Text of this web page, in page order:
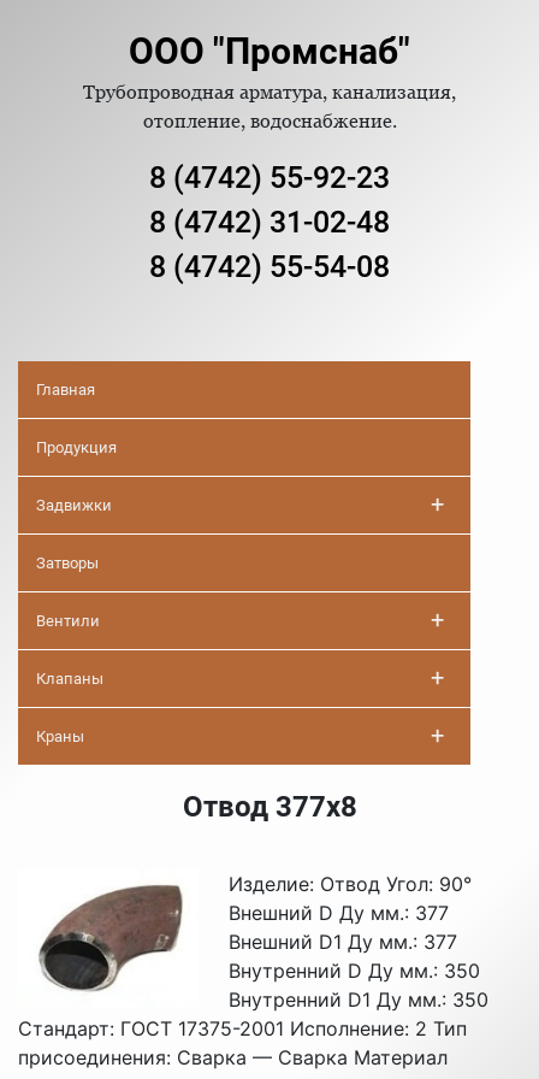
ООО "Промснаб"
Трубопроводная арматура, канализация,
отопление, водоснабжение.
8 (4742) 55-92-23
8 (4742) 31-02-48
8 (4742) 55-54-08
Главная
Продукция
Задвижки +
Затворы
Вентили +
Клапаны +
Краны +
Отвод 377х8
Изделие: Отвод Угол: 90°
Внешний D Ду мм.: 377
Внешний D1 Ду мм.: 377
Внутренний D Ду мм.: 350
Внутренний D1 Ду мм.: 350
Стандарт: ГОСТ 17375-2001 Исполнение: 2 Тип
присоединения: Сварка — Сварка Материал